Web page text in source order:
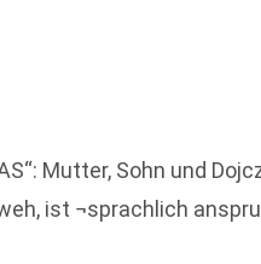
Mutter, Sohn und
ist ¬sprachlich